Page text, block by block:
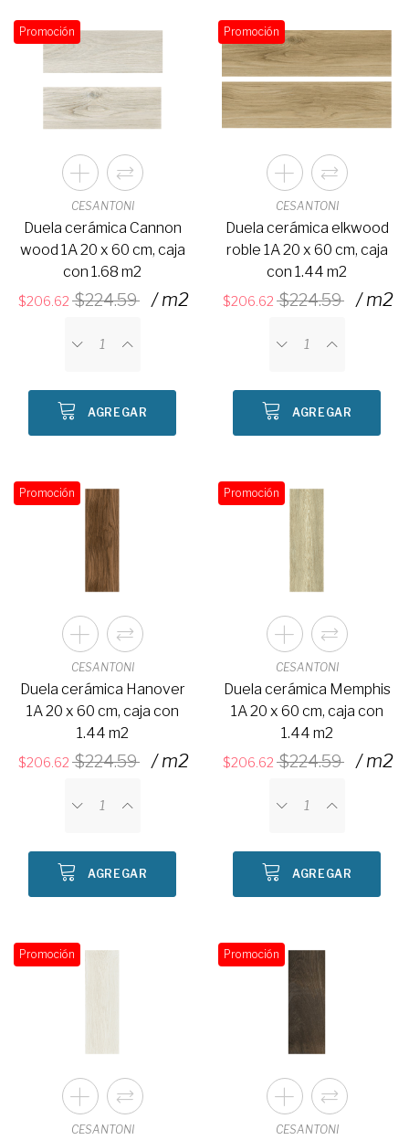
Promoción
CESANTONI
Duela cerámica Cannon
wood 1A 20 x 60 cm, caja
con 1.68 m2
206.62 224.59 / m2
AGREGAR
Promoción
CESANTONI
Duela cerámica elkwood
roble 1A 20 x 60 cm, caja
con 1.44 m2
206.62 224.59 / m2
AGREGAR
Promoción
CESANTONI
Duela cerámica Hanover
1A 20 x 60 cm, caja con
1.44 m2
206.62 224.59 / m2
AGREGAR
Promoción
CESANTONI
Duela cerámica Memphis
1A 20 x 60 cm, caja con
1.44 m2
206.62 224.59 / m2
AGREGAR
Promoción
CESANTONI
Promoción
CESANTONI